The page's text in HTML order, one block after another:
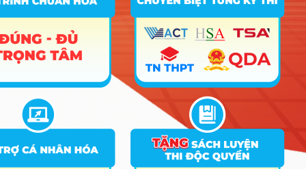
10 7580105QT
Quy hoạch vùng và đô
thị (Chương trình định
hướng Quốc tế)
11 7580108 Thiết kế nội thất
12 7580108QT Thiết kế nội thất
13 7580110
Thiết kế đô thị
(Chương trình tiên tiến)